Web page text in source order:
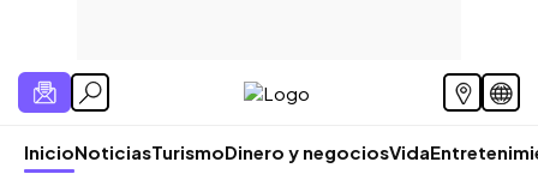
InicioNoticiasTurismoDinero y negociosVida